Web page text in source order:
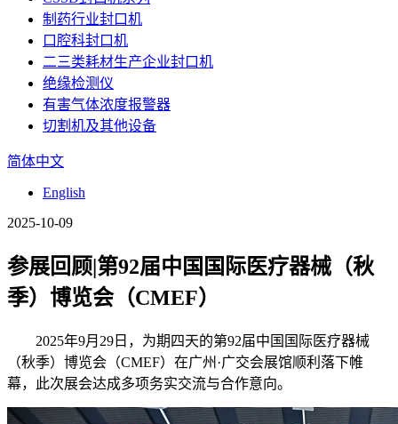
制药行业封口机
口腔科封口机
二三类耗材生产企业封口机
绝缘检测仪
有害气体浓度报警器
切割机及其他设备
简体中文
English
2025-10-09
参展回顾|第92届中国国际医疗器械（秋
季）博览会（CMEF）
2025年9月29日，为期四天的第92届中国国际医疗器械
（秋季）博览会（CMEF）在广州·广交会展馆顺利落下帷
幕，此次展会达成多项务实交流与合作意向。